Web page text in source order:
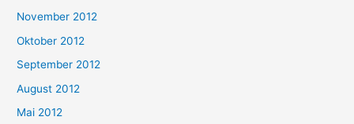
November 2012
Oktober 2012
September 2012
August 2012
Mai 2012